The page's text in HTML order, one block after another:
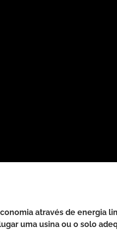
através de energia
uma usina ou o solo